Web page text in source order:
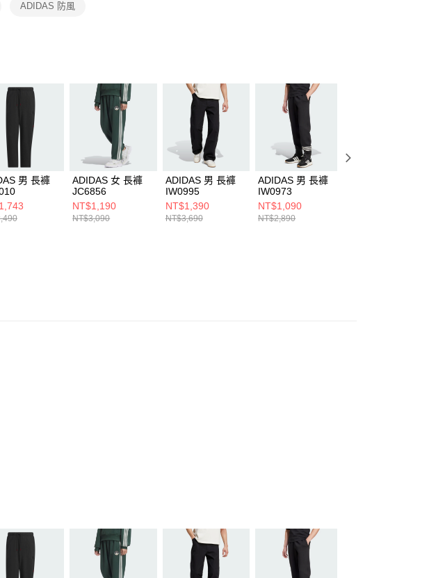
４．使用「AFTEE先享後付」時，將依據個別帳號之用戶狀況，依本公司
即時審查核予不同之上限額度；若仍有額度不足之情形，本公司將視審查
結果請求用戶進行身份認證。
５．嚴禁一人註冊多個帳號或使用他人資訊註冊。若發現惡意使用之情
形，恩沛科技股份有限公司將有權停止該用戶之使用額度並採取法律行
動。
ADIDAS 防風
男 長褲
ADIDAS 女 長褲
JC6856
NT$1,190
NT$3,090
ADIDAS 男 長褲
IW0995
NT$1,390
NT$3,690
ADIDAS 男 長褲
IW0973
NT$1,090
NT$2,890